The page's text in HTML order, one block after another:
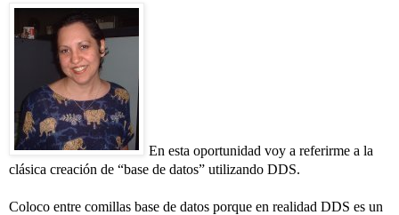
En esta oportunidad voy a referirme a la
clásica creación de “base de datos” utilizando DDS.
Coloco entre comillas base de datos porque en realidad DDS es un